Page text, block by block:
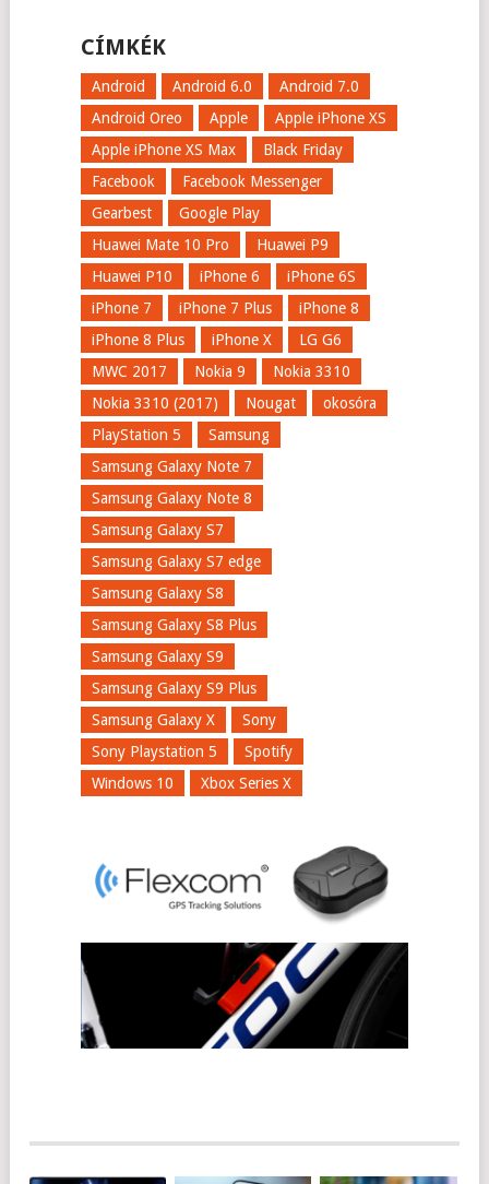
CÍMKÉK
Android Android 6.0
Android 7.0
Android Oreo
Apple
Apple iPhone XS
Apple iPhone XS Max
Black Friday
Facebook
Facebook Messenger
Gearbest
Google Play
Huawei Mate 10 Pro
Huawei P9
Huawei P10
iPhone 6
iPhone 6S
iPhone 7
iPhone 7 Plus
iPhone 8
iPhone 8 Plus
iPhone X
LG G6
MWC 2017
Nokia 9
Nokia 3310
Nokia 3310 (2017)
Nougat
okosóra
PlayStation 5
Samsung
Samsung Galaxy Note 7
Samsung Galaxy Note 8
Samsung Galaxy S7
Samsung Galaxy S7 edge
Samsung Galaxy S8
Samsung Galaxy S8 Plus
Samsung Galaxy S9
Samsung Galaxy S9 Plus
Samsung Galaxy X
Sony
Sony Playstation 5
Spotify
Windows 10
Xbox Series X